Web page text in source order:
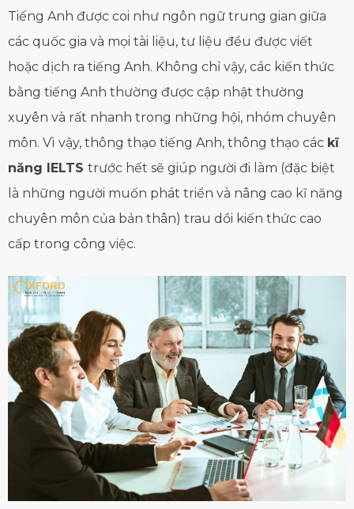
Tiếng Anh được coi như ngôn ngữ trung gian giữa
các quốc gia và mọi tài liệu, tư liệu đều được viết
hoặc dịch ra tiếng Anh. Không chỉ vậy, các kiến thức
bằng tiếng Anh thường được cập nhật thường
xuyên và rất nhanh trong những hội, nhóm chuyên
môn. Vì vậy, thông thạo tiếng Anh, thông thạo các kĩ
năng IELTS trước hết sẽ giúp người đi làm (đặc biệt
là những người muốn phát triển và nâng cao kĩ năng
chuyên môn của bản thân) trau dồi kiến thức cao
cấp trong công việc.